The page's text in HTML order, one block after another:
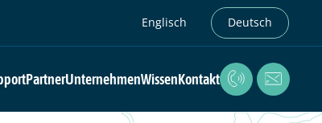
Englisch Deutsch
PartnerUnternehmenWissenKontakt